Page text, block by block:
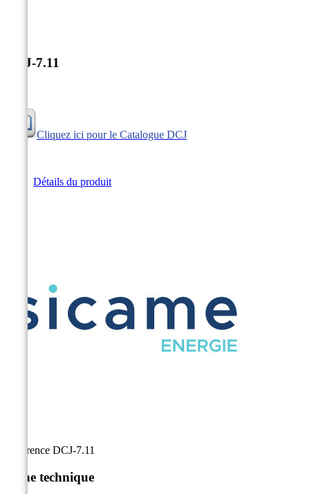
DCJ-7.11
Cliquez ici pour le Catalogue DCJ
Détails du produit
Référence DCJ-7.11
Fiche technique